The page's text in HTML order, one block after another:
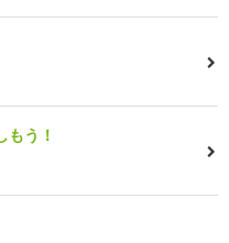
もう！